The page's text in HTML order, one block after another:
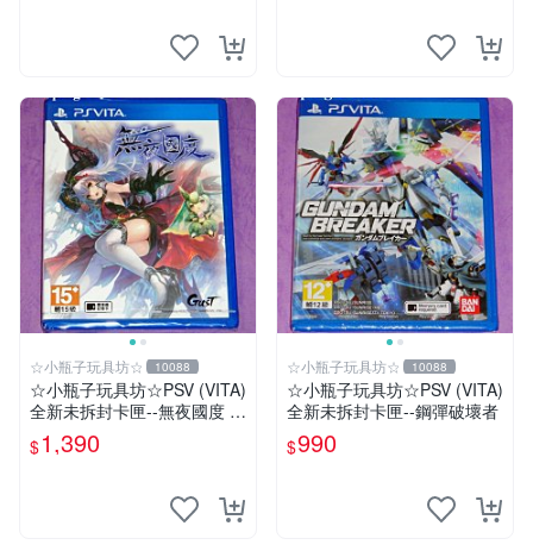
☆小瓶子玩具坊☆ 10088
☆小瓶子玩具坊☆PSV (VITA)
全新未拆封卡匣--無夜國度 中
文版
$1,390
☆小瓶子玩具坊☆ 10088
☆小瓶子玩具坊☆PSV (VITA)
全新未拆封卡匣--鋼彈破壞者
$990